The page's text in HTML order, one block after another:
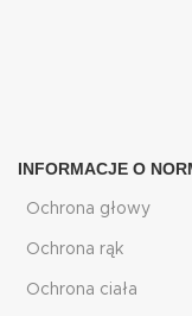
INFORMACJE O
Ochrona głowy
Ochrona rąk
Ochrona ciała